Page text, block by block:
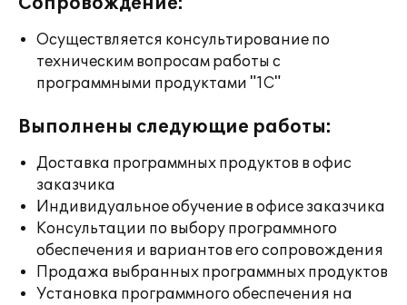
Осуществляется консультирование по
техническим вопросам работы с
программными продуктами "1С"
Выполнены следующие работы:
Доставка программных продуктов в офис
заказчика
Индивидуальное обучение в офисе заказчика
Консультации по выбору программного
обеспечения и вариантов его сопровождения
Продажа выбранных программных продуктов
Установка программного обеспечения на